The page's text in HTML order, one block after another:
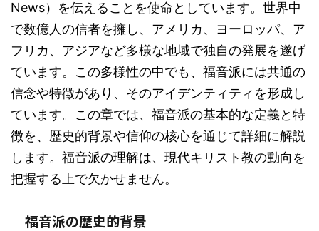
News）を伝えることを使命としています。世界中
で数億人の信者を擁し、アメリカ、ヨーロッパ、ア
フリカ、アジアなど多様な地域で独自の発展を遂げ
ています。この多様性の中でも、福音派には共通の
信念や特徴があり、そのアイデンティティを形成し
ています。この章では、福音派の基本的な定義と特
徴を、歴史的背景や信仰の核心を通じて詳細に解説
します。福音派の理解は、現代キリスト教の動向を
把握する上で欠かせません。
福音派の歴史的背景